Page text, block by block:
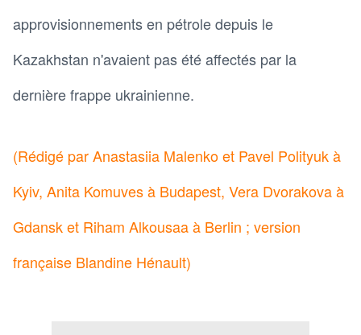
approvisionnements en pétrole depuis le
Kazakhstan n'avaient pas été affectés par la
dernière frappe ukrainienne.
(Rédigé par Anastasiia Malenko et Pavel Polityuk à
Kyiv, Anita Komuves à Budapest, Vera Dvorakova à
Gdansk et Riham Alkousaa à Berlin ; version
française Blandine Hénault)